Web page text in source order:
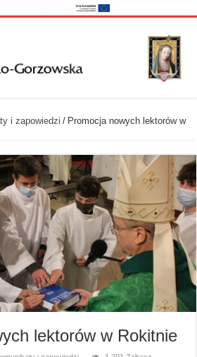
i zapowiedzi / Promocja nowych lektorów w
lektorów w Rokitnie